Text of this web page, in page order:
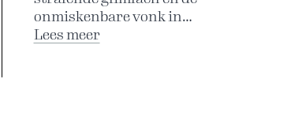
onmiskenbare vonk in…
Lees meer: